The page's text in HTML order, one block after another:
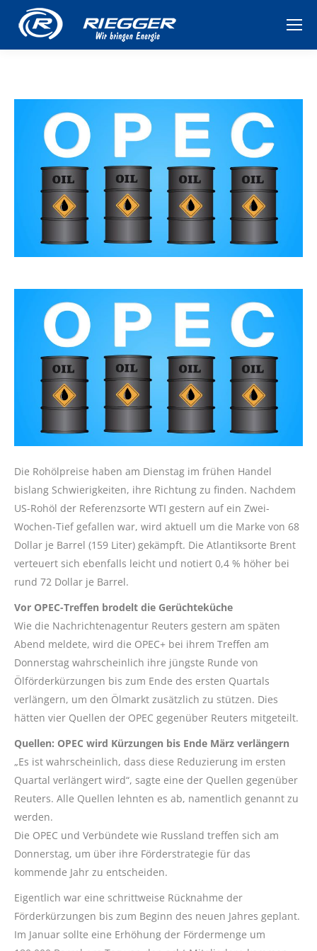
Die Rohölpreise haben am Dienstag im frühen Handel
bislang Schwierigkeiten, ihre Richtung zu finden. Nachdem
US-Rohöl der Referenzsorte WTI gestern auf ein Zwei-
Wochen-Tief gefallen war, wird aktuell um die Marke von 68
Dollar je Barrel (159 Liter) gekämpft. Die Atlantiksorte Brent
verteuert sich ebenfalls leicht und notiert 0,4 % höher bei
rund 72 Dollar je Barrel.
Vor OPEC-Treffen brodelt die Gerüchteküche
Wie die Nachrichtenagentur Reuters gestern am späten
Abend meldete, wird die OPEC+ bei ihrem Treffen am
Donnerstag wahrscheinlich ihre jüngste Runde von
Ölförderkürzungen bis zum Ende des ersten Quartals
verlängern, um den Ölmarkt zusätzlich zu stützen. Dies
hätten vier Quellen der OPEC gegenüber Reuters mitgeteilt.
Quellen: OPEC wird Kürzungen bis Ende März verlängern
„Es ist wahrscheinlich, dass diese Reduzierung im ersten
Quartal verlängert wird“, sagte eine der Quellen gegenüber
Reuters. Alle Quellen lehnten es ab, namentlich genannt zu
werden.
Die OPEC und Verbündete wie Russland treffen sich am
Donnerstag, um über ihre Förderstrategie für das
kommende Jahr zu entscheiden.
Eigentlich war eine schrittweise Rücknahme der
Förderkürzungen bis zum Beginn des neuen Jahres geplant.
Im Januar sollte eine Erhöhung der Fördermenge um